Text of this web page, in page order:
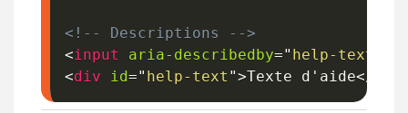
<!-- Descriptions -->
<input aria-describedby=" help-text
<div id=" help-text ">Texte d'aide</